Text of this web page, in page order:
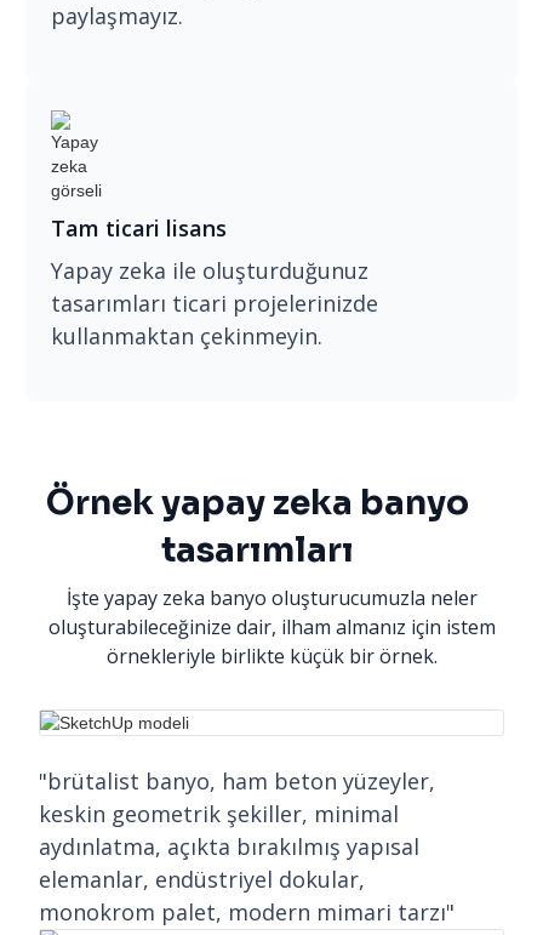
paylaşmayız.
Tam ticari lisans
Yapay zeka ile oluşturduğunuz
tasarımları ticari projelerinizde
kullanmaktan çekinmeyin.
Örnek yapay zeka banyo
tasarımları
İşte yapay zeka banyo oluşturucumuzla neler
oluşturabileceğinize dair, ilham almanız için istem
örnekleriyle birlikte küçük bir örnek.
"brütalist banyo, ham beton yüzeyler,
keskin geometrik şekiller, minimal
aydınlatma, açıkta bırakılmış yapısal
elemanlar, endüstriyel dokular,
monokrom palet, modern mimari tarzı"